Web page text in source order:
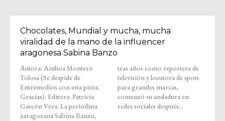
Chocolates, Mundial y mucha, mucha
viralidad de la mano de la influencer
aragonesa Sabina Banzo
Autora: Ainhoa Montero
Tolosa (Se despide de
Entremedios con esta pieza.
Gracias). Editora: Patricia
Gascón Vera. La periodista
zaragozana Sabina Banzo,
tras años como reportera de
televisión y locutora de spots
para grandes marcas,
comenzó su andadura en
redes sociales después...